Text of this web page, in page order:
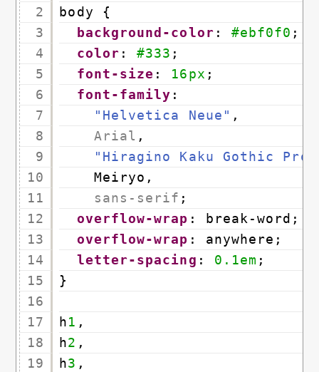
2
3
4
5
6
7
8
9
10
11
12
13
14
15
16
17
18
19
body {
background-color : #ebf0f0 ;
color : #333 ;
font-size : 16px ;
font-family :
"Helvetica Neue" ,
Arial ,
"Hiragino Kaku Gothic
Meiryo,
sans-serif ;
overflow-wrap : break-word;
overflow-wrap : anywhere;
letter-spacing : 0.1em ;
}
h1 ,
h2 ,
h3 ,